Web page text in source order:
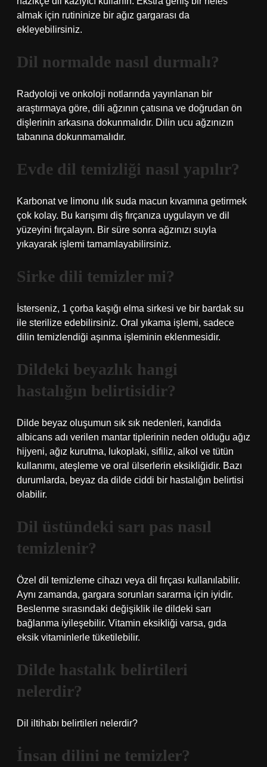
almak için rutininize bir ağız gargarası da
ekleyebilirsiniz.
Dil normalde nasıl durmalı?
Radyoloji ve onkoloji notlarında yayınlanan bir
araştırmaya göre, dili ağzının çatısına ve doğrudan ön
dişlerinin arkasına dokunmalıdır. Dilin ucu ağzınızın
tabanına dokunmamalıdır.
Evde dil temizliği nasıl yapılır?
Karbonat ve limonu ılık suda macun kıvamına getirmek
çok kolay. Bu karışımı diş fırçanıza uygulayın ve dil
yüzeyini fırçalayın. Bir süre sonra ağzınızı suyla
yıkayarak işlemi tamamlayabilirsiniz.
Sirke dili temizler mi?
İsterseniz, 1 çorba kaşığı elma sirkesi ve bir bardak su
ile sterilize edebilirsiniz. Oral yıkama işlemi, sadece
dilin temizlendiği aşınma işleminin eklenmesidir.
Dildeki beyazlık hangi
hastalığın belirtisidir?
Dilde beyaz oluşumun sık sık nedenleri, kandida
albicans adı verilen mantar tiplerinin neden olduğu ağız
hijyeni, ağız kurutma, lukoplaki, sifiliz, alkol ve tütün
kullanımı, ateşleme ve oral ülserlerin eksikliğidir. Bazı
durumlarda, beyaz da dilde ciddi bir hastalığın belirtisi
olabilir.
Dil üstündeki sarı pas nasıl
temizlenir?
Özel dil temizleme cihazı veya dil fırçası kullanılabilir.
Aynı zamanda, gargara sorunları sararma için iyidir.
Beslenme sırasındaki değişiklik ile dildeki sarı
bağlanma iyileşebilir. Vitamin eksikliği varsa, gıda
eksik vitaminlerle tüketilebilir.
Dilde hastalık belirtileri
nelerdir?
Dil iltihabı belirtileri nelerdir?
İnsan dilini ne temizler?